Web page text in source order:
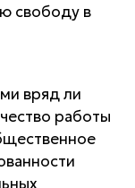
свободу в
вряд ли
работы